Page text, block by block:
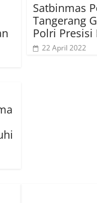
Satbinmas
Tangerang
Polri Presisi
22 April 2022